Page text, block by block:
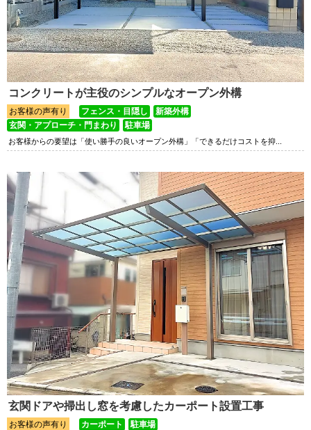
コンクリートが主役のシンプルなオープン外構
お客様の声有り フェンス・目隠し
新築外構
玄関・アプローチ・門まわり
駐車場
お客様からの要望は「使い勝手の良いオープン外構」「できるだけコストを抑...
玄関ドアや掃出し窓を考慮したカーポート設置工事
お客様の声有り カーポート 駐車場